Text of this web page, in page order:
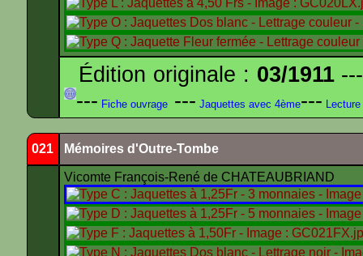
Édition originale : 03/1911
--- Fiche ouvrage --- Jaquettes avec 4ème--- Lecture
021 Mémoires d'Outre-Tombe
Vicomte François-René de CHATEAUBRIAND